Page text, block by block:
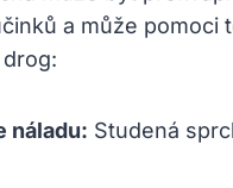
a může pomoci
náladu: Studená